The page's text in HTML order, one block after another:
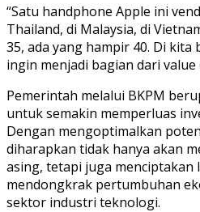
“Satu handphone Apple ini
Thailand, di Malaysia, di
35, ada yang hampir 40. Di kita
ingin menjadi bagian dari value
Pemerintah melalui BKPM
untuk semakin memperluas
Dengan mengoptimalkan
diharapkan tidak hanya akan
asing, tetapi juga menciptakan
mendongkrak pertumbuhan
sektor industri teknologi.